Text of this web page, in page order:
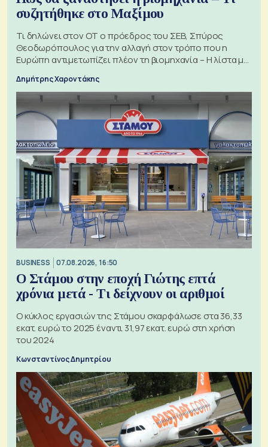
συζητήθηκε στο Μαξίμου
Τι δηλώνει στον ΟΤ ο πρόεδρος του ΣΕΒ, Σπύρος
Θεοδωρόπουλος για την αλλαγή στον τρόπο που η
Ευρώπη αντιμετωπίζει πλέον τη βιομηχανία – Η λίστα με
Δημήτρης Χαροντάκης
BUSINESS 07.08.2026, 16:50
Ο Στάμου στην εποχή Γιώτης επτά
χρόνια μετά - Τι δείχνουν οι αριθμοί
Ο κύκλος εργασιών της Στάμου σκαρφάλωσε στα 36,33
εκατ. ευρώ το 2025 έναντι 31,97 εκατ. ευρώ στη χρήση
του 2024
Κωνσταντίνος Δημητρίου